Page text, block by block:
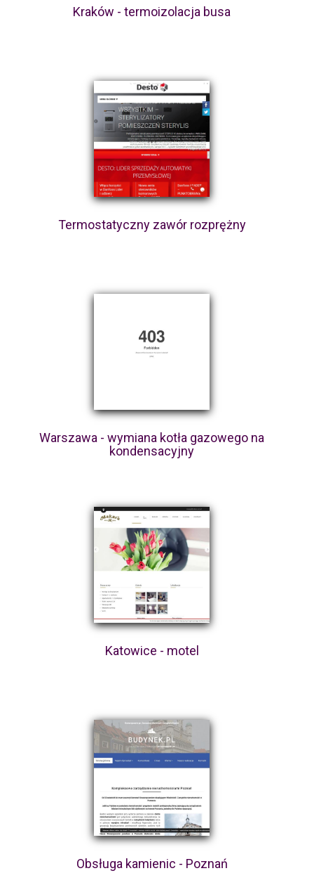
Kraków - termoizolacja busa
Termostatyczny zawór rozprężny
Warszawa - wymiana kotła gazowego na
kondensacyjny
Katowice - motel
Obsługa kamienic - Poznań